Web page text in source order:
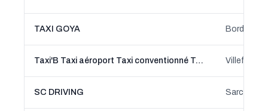
TAXI GOYA
Taxi'B Taxi aéroport Taxi conventionné Taxi VSL
SC DRIVING Sarcelles,